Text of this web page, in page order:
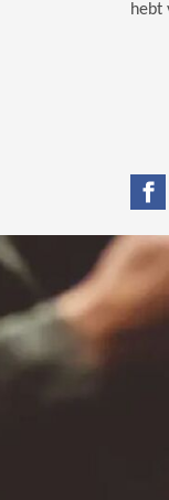
hebt